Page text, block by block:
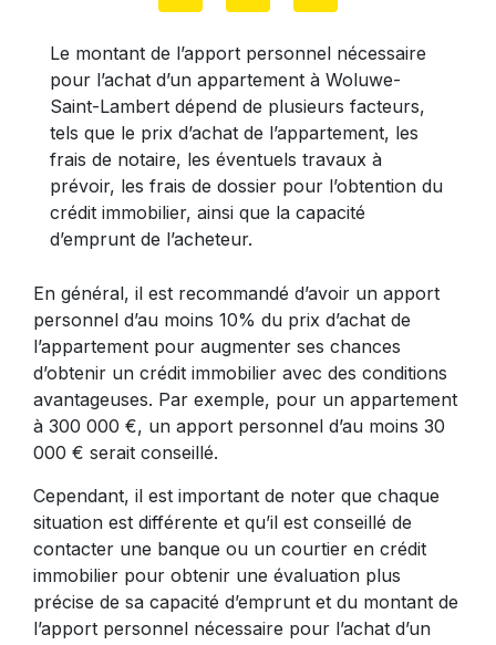
Le montant de l’apport personnel nécessaire
pour l’achat d’un appartement à Woluwe-
Saint-Lambert dépend de plusieurs facteurs,
tels que le prix d’achat de l’appartement, les
frais de notaire, les éventuels travaux à
prévoir, les frais de dossier pour l’obtention du
crédit immobilier, ainsi que la capacité
d’emprunt de l’acheteur.
En général, il est recommandé d’avoir un apport
personnel d’au moins 10% du prix d’achat de
l’appartement pour augmenter ses chances
d’obtenir un crédit immobilier avec des conditions
avantageuses. Par exemple, pour un appartement
à 300 000 €, un apport personnel d’au moins 30
000 € serait conseillé.
Cependant, il est important de noter que chaque
situation est différente et qu’il est conseillé de
contacter une banque ou un courtier en crédit
immobilier pour obtenir une évaluation plus
précise de sa capacité d’emprunt et du montant de
l’apport personnel nécessaire pour l’achat d’un